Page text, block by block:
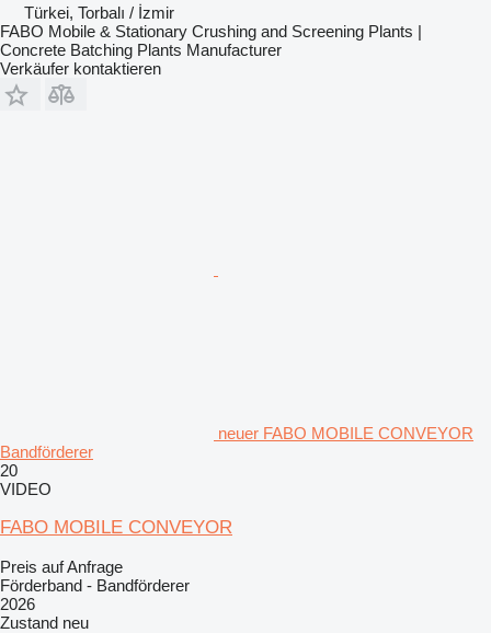
Türkei, Torbalı / İzmir
FABO Mobile & Stationary Crushing and Screening Plants |
Concrete Batching Plants Manufacturer
Verkäufer kontaktieren
neuer FABO MOBILE CONVEYOR
Bandförderer
20
VIDEO
FABO MOBILE CONVEYOR
Preis auf Anfrage
Förderband - Bandförderer
2026
Zustand neu